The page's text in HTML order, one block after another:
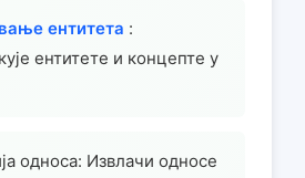
ентитета :
ентитете и концепте у
односа: Извлачи односе